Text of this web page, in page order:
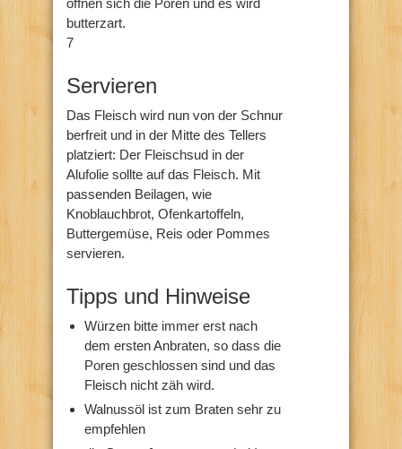
butterzart.
7
Servieren
Das Fleisch wird nun von der Schnur
berfreit und in der Mitte des Tellers
platziert: Der Fleischsud in der
Alufolie sollte auf das Fleisch. Mit
passenden Beilagen, wie
Knoblauchbrot, Ofenkartoffeln,
Buttergemüse, Reis oder Pommes
servieren.
Tipps und Hinweise
Würzen bitte immer erst nach
dem ersten Anbraten, so dass die
Poren geschlossen sind und das
Fleisch nicht zäh wird.
Walnussöl ist zum Braten sehr zu
empfehlen